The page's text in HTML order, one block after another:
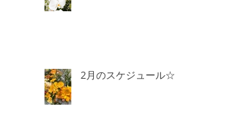
2月のスケジュール☆